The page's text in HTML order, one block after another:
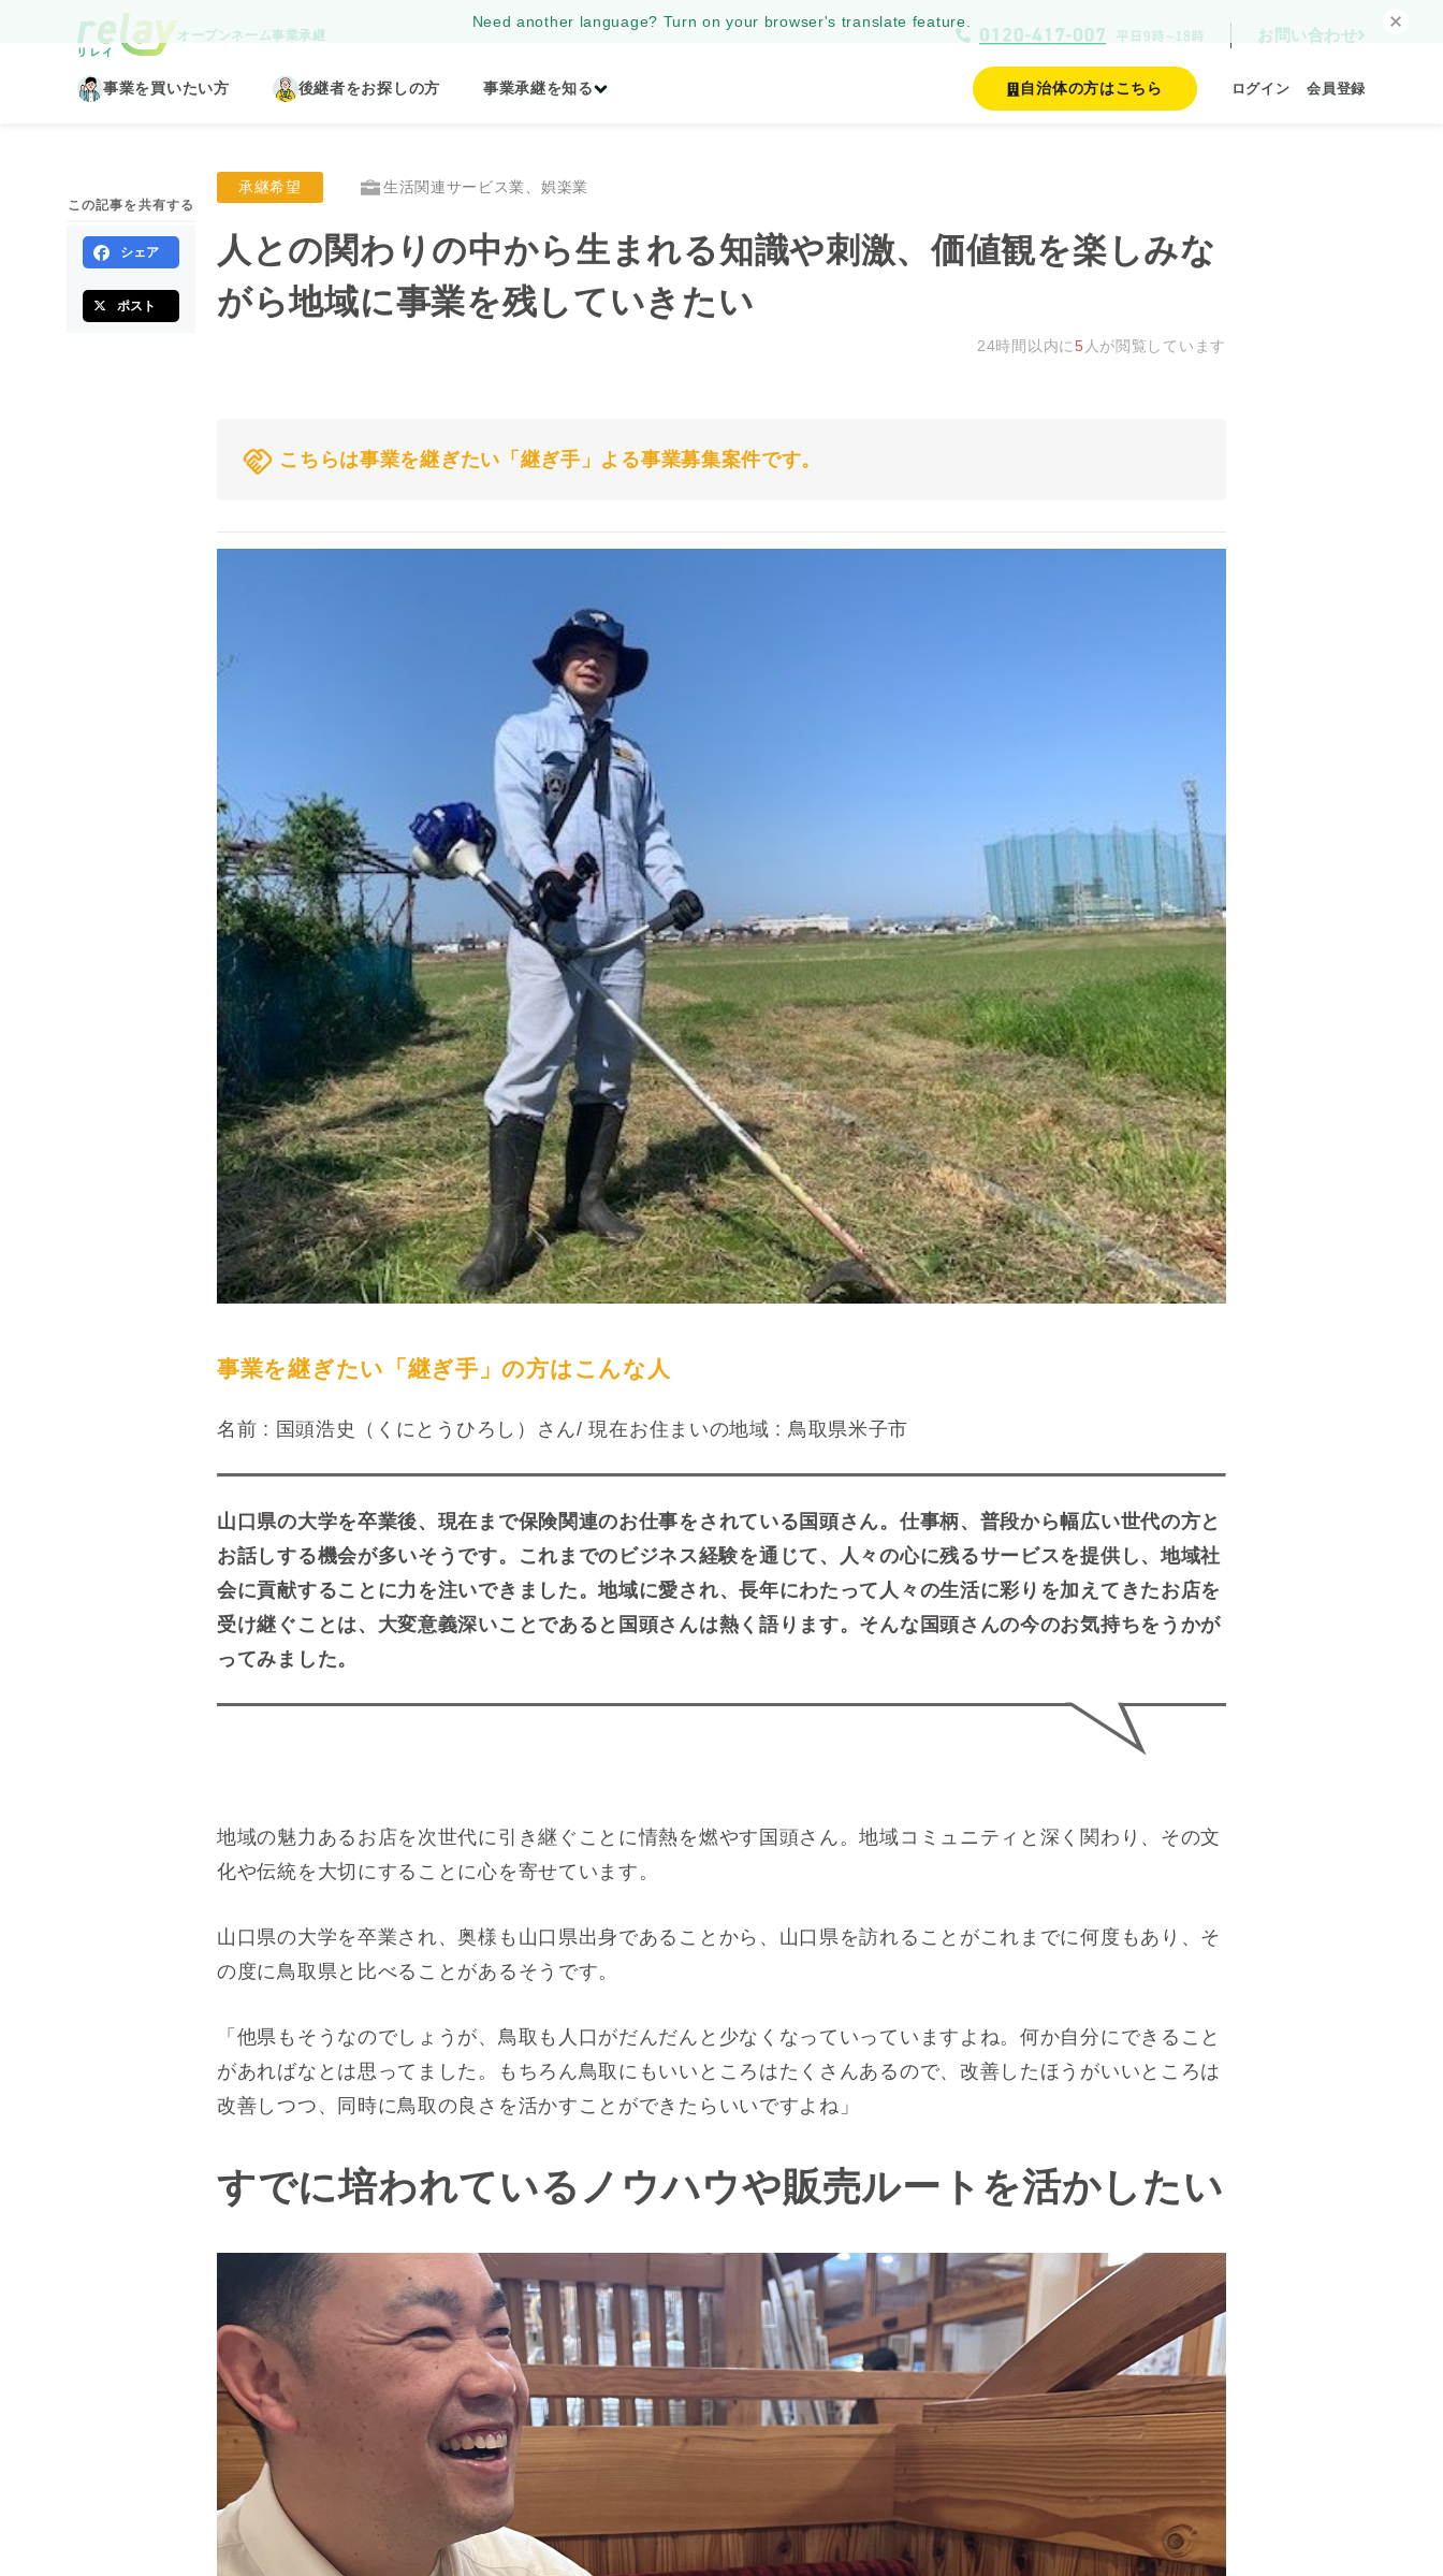
Need another language? Turn on your browser's translate feature.
オープンネーム事業承継 お問い合わせ
事業を買いたい方 後継者をお探しの方 事業承継を知る 自治体の方はこちら ログイン 会員登録
承継希望 生活関連サービス業、娯楽業
人との関わりの中から生まれる知識や刺激、価値観を楽しみな
がら地域に事業を残していきたい
24時間以内に5 人が閲覧しています
こちらは事業を継ぎたい「継ぎ手」よる事業募集案件です。
事業を継ぎたい「継ぎ手」の方はこんな人
名前 : 国頭浩史（くにとうひろし） さん/ 現在お住まいの地域 : 鳥取県米子市
山口県の大学を卒業後、現在まで保険関連のお仕事をされている国頭さん。仕事柄、普段から幅広い世代の方と
お話しする機会が多いそうです。
これまでのビジネス経験を通じて、人々の心に残るサービスを提供し、地域社
会に貢献することに力を注いできました。地域に愛され、長年にわたって人々の生活に彩りを加えてきたお店を
受け継ぐことは、大変意義深いことであると国頭さんは熱く語ります。そんな国頭さんの今のお気持ちをうかが
ってみました。
地域の魅力あるお店を次世代に引き継ぐことに情熱を燃やす国頭さん。地域コミュニティと深く関わり、その文
化や伝統を大切にすることに心を寄せています。
山口県の大学を卒業され、奥様も山口県出身であることから、山口県を訪れることがこれまでに何度もあり、そ
の度に鳥取県と比べることがあるそうです。
「他県もそうなのでしょうが、鳥取も人口がだんだんと少なくなっていっていますよね。何か自分にできること
があればなとは思ってました。もちろん鳥取にもいいところはたくさんあるので、改善したほうがいいところは
改善しつつ、同時に鳥取の良さを活かすことができたらいいですよね」
すでに培われているノウハウや販売ルートを活かしたい
この記事を共有する
シェア
ポスト